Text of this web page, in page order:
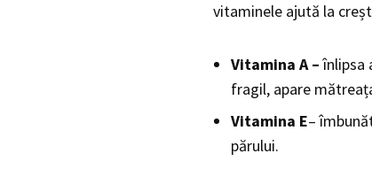
vitaminele ajută la
Vitamina A –înlipsa
fragil, apare
Vitamina E–
părului.